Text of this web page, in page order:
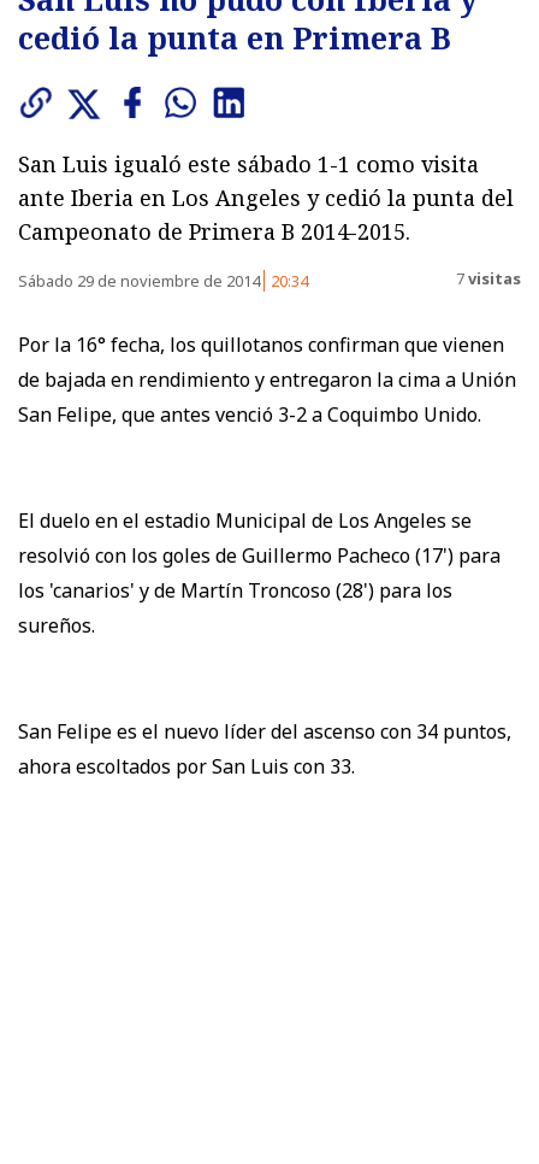
cedió la punta en Primera B
San Luis igualó este sábado 1-1 como visita
ante Iberia en Los Angeles y cedió la punta del
Campeonato de Primera B 2014-2015.
Sábado 29 de noviembre de 2014 20:34 7visitas
Por la 16° fecha, los quillotanos confirman que vienen
de bajada en rendimiento y entregaron la cima a Unión
San Felipe, que antes venció 3-2 a Coquimbo Unido.
El duelo en el estadio Municipal de Los Angeles se
resolvió con los goles de Guillermo Pacheco (17') para
los 'canarios' y de Martín Troncoso (28') para los
sureños.
San Felipe es el nuevo líder del ascenso con 34 puntos,
ahora escoltados por San Luis con 33.